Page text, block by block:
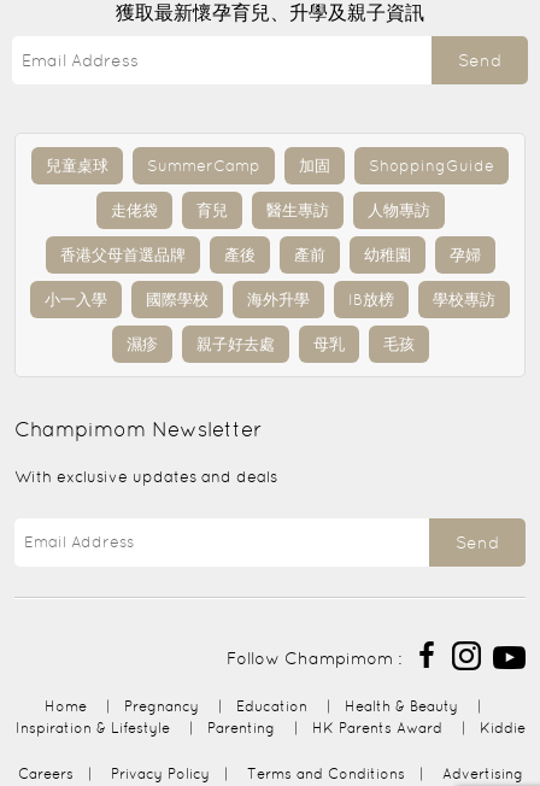
獲取最新懷孕育兒、升學及親子資訊
Send
兒童桌球 SummerCamp 加固 ShoppingGuide
走佬袋 育兒 醫生專訪 人物專訪
香港父母首選品牌 產後 產前 幼稚園 孕婦
小一入學 國際學校 海外升學 IB放榜 學校專訪
濕疹 親子好去處 母乳 毛孩
Champimom Newsletter
With exclusive updates and deals
Send
Follow Champimom :
Home Pregnancy Education Health & Beauty
Inspiration & Lifestyle
Parenting HK Parents Award Kiddie
Careers Privacy Policy Terms and Conditions Advertising